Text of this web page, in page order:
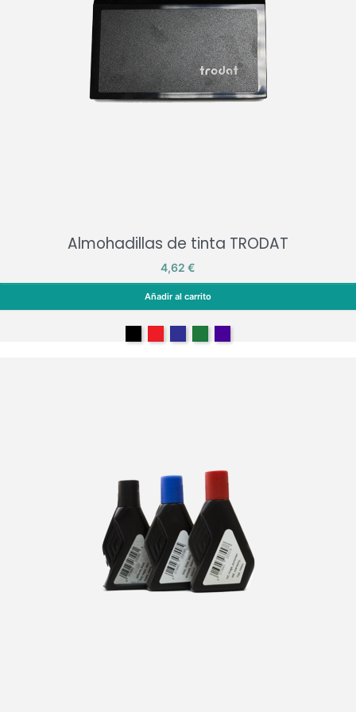
Almohadillas de tinta TRODAT
Precio
4,62 €
Añadir al carrito